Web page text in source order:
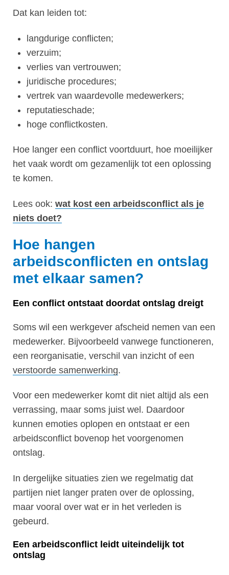
Dat kan leiden tot:
langdurige conflicten;
verzuim;
verlies van vertrouwen;
juridische procedures;
vertrek van waardevolle medewerkers;
reputatieschade;
hoge conflictkosten.
Hoe langer een conflict voortduurt, hoe moeilijker
het vaak wordt om gezamenlijk tot een oplossing
te komen.
Lees ook: wat kost een arbeidsconflict als je
niets doet?
Hoe hangen
arbeidsconflicten en ontslag
met elkaar samen?
Een conflict ontstaat doordat ontslag dreigt
Soms wil een werkgever afscheid nemen van een
medewerker. Bijvoorbeeld vanwege functioneren,
een reorganisatie, verschil van inzicht of een
verstoorde samenwerking.
Voor een medewerker komt dit niet altijd als een
verrassing, maar soms juist wel. Daardoor
kunnen emoties oplopen en ontstaat er een
arbeidsconflict bovenop het voorgenomen
ontslag.
In dergelijke situaties zien we regelmatig dat
partijen niet langer praten over de oplossing,
maar vooral over wat er in het verleden is
gebeurd.
Een arbeidsconflict leidt uiteindelijk tot
ontslag